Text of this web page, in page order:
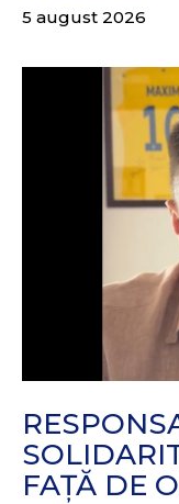
5 august 2026
FAȚĂ DE